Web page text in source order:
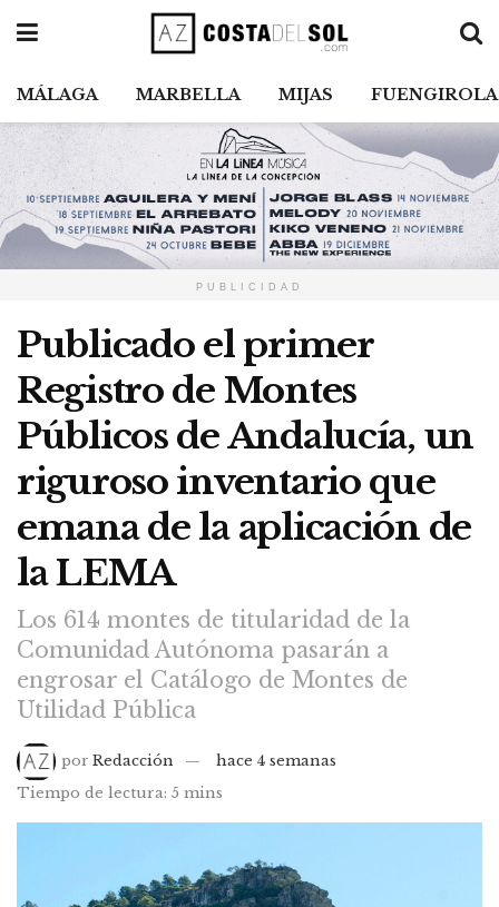
MÁLAGA MARBELLA MIJAS FUENGIROLA
PUBLICIDAD
Publicado el primer
Registro de Montes
Públicos de Andalucía, un
riguroso inventario que
emana de la aplicación de
la LEMA
Los 614 montes de titularidad de la
Comunidad Autónoma pasarán a
engrosar el Catálogo de Montes de
Utilidad Pública
por Redacción
hace 4 semanas
Tiempo de lectura: 5 mins